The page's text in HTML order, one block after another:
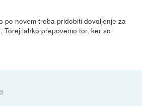
po novem treba pridobiti dovoljenje za
Torej lahko prepovemo tor, ker so